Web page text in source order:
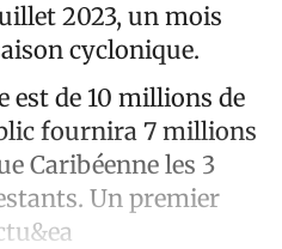
2023, un mois
cyclonique.
est de 10 millions de
fournira 7 millions
Caribéenne les 3
Un premier